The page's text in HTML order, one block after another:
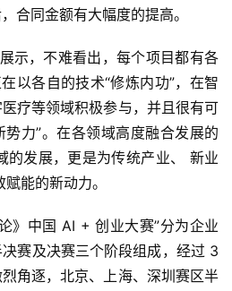
合同金额有大幅度的提高。
示，不难看出，每个项目都有各
以各自的技术“修炼内功”，在智
疗等领域积极参与，并且很有可
力”。在各领域高度融合发展的
的发展，更是为传统产业、 新业
能的新动力。
》中国 AI + 创业大赛”分为企业
赛及决赛三个阶段组成，经过 3
角逐，北京、上海、深圳赛区半